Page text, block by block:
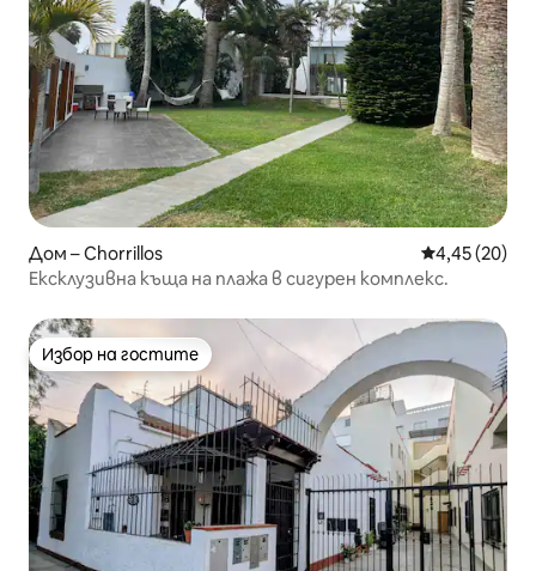
Дом – Chorrillos Средна
4,45 (20)
Ексклузивна къща на плажа в сигурен комплекс.
Избор на гостите
Избор на гостите